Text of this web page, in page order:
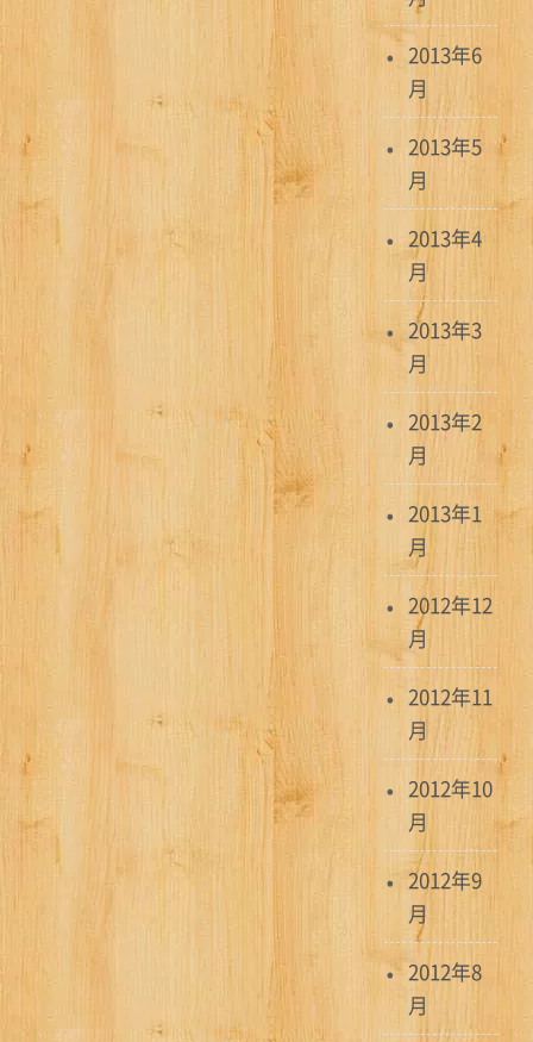
2013年6
月
2013年5
月
2013年4
月
2013年3
月
2013年2
月
2013年1
月
2012年12
月
2012年11
月
2012年10
月
2012年9
月
2012年8
月